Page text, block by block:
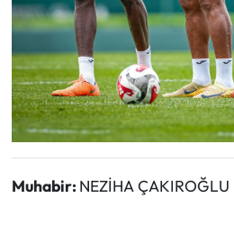
Muhabir: NEZİHA ÇAKIROĞLU